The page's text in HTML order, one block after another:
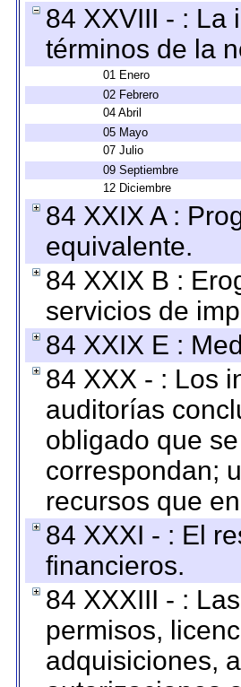
84 XXVIII - : La
términos de la
01 Enero
02 Febrero
04 Abril
05 Mayo
07 Julio
09 Septiembre
12 Diciembre
84 XXIX A :
equivalente.
84 XXIX B :
servicios de
84 XXIX E :
84 XXX - : Los
auditorías
obligado que
correspondan;
recursos que
84 XXXI - : El
financieros.
84 XXXIII - :
permisos,
adquisiciones,